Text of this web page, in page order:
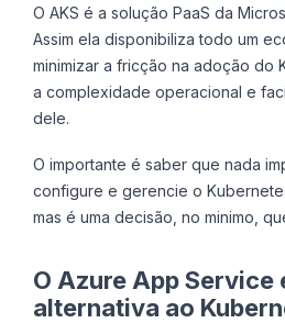
O AKS é a solução PaaS da
Assim ela disponibiliza todo um
minimizar a fricção na adoção do
a complexidade operacional e
dele.
O importante é saber que nada
configure e gerencie o
mas é uma decisão, no minimo,
O Azure App Service
alternativa ao